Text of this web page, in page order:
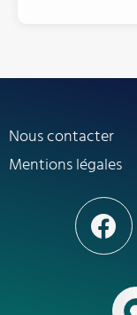
Nous contacter
Mentions légales